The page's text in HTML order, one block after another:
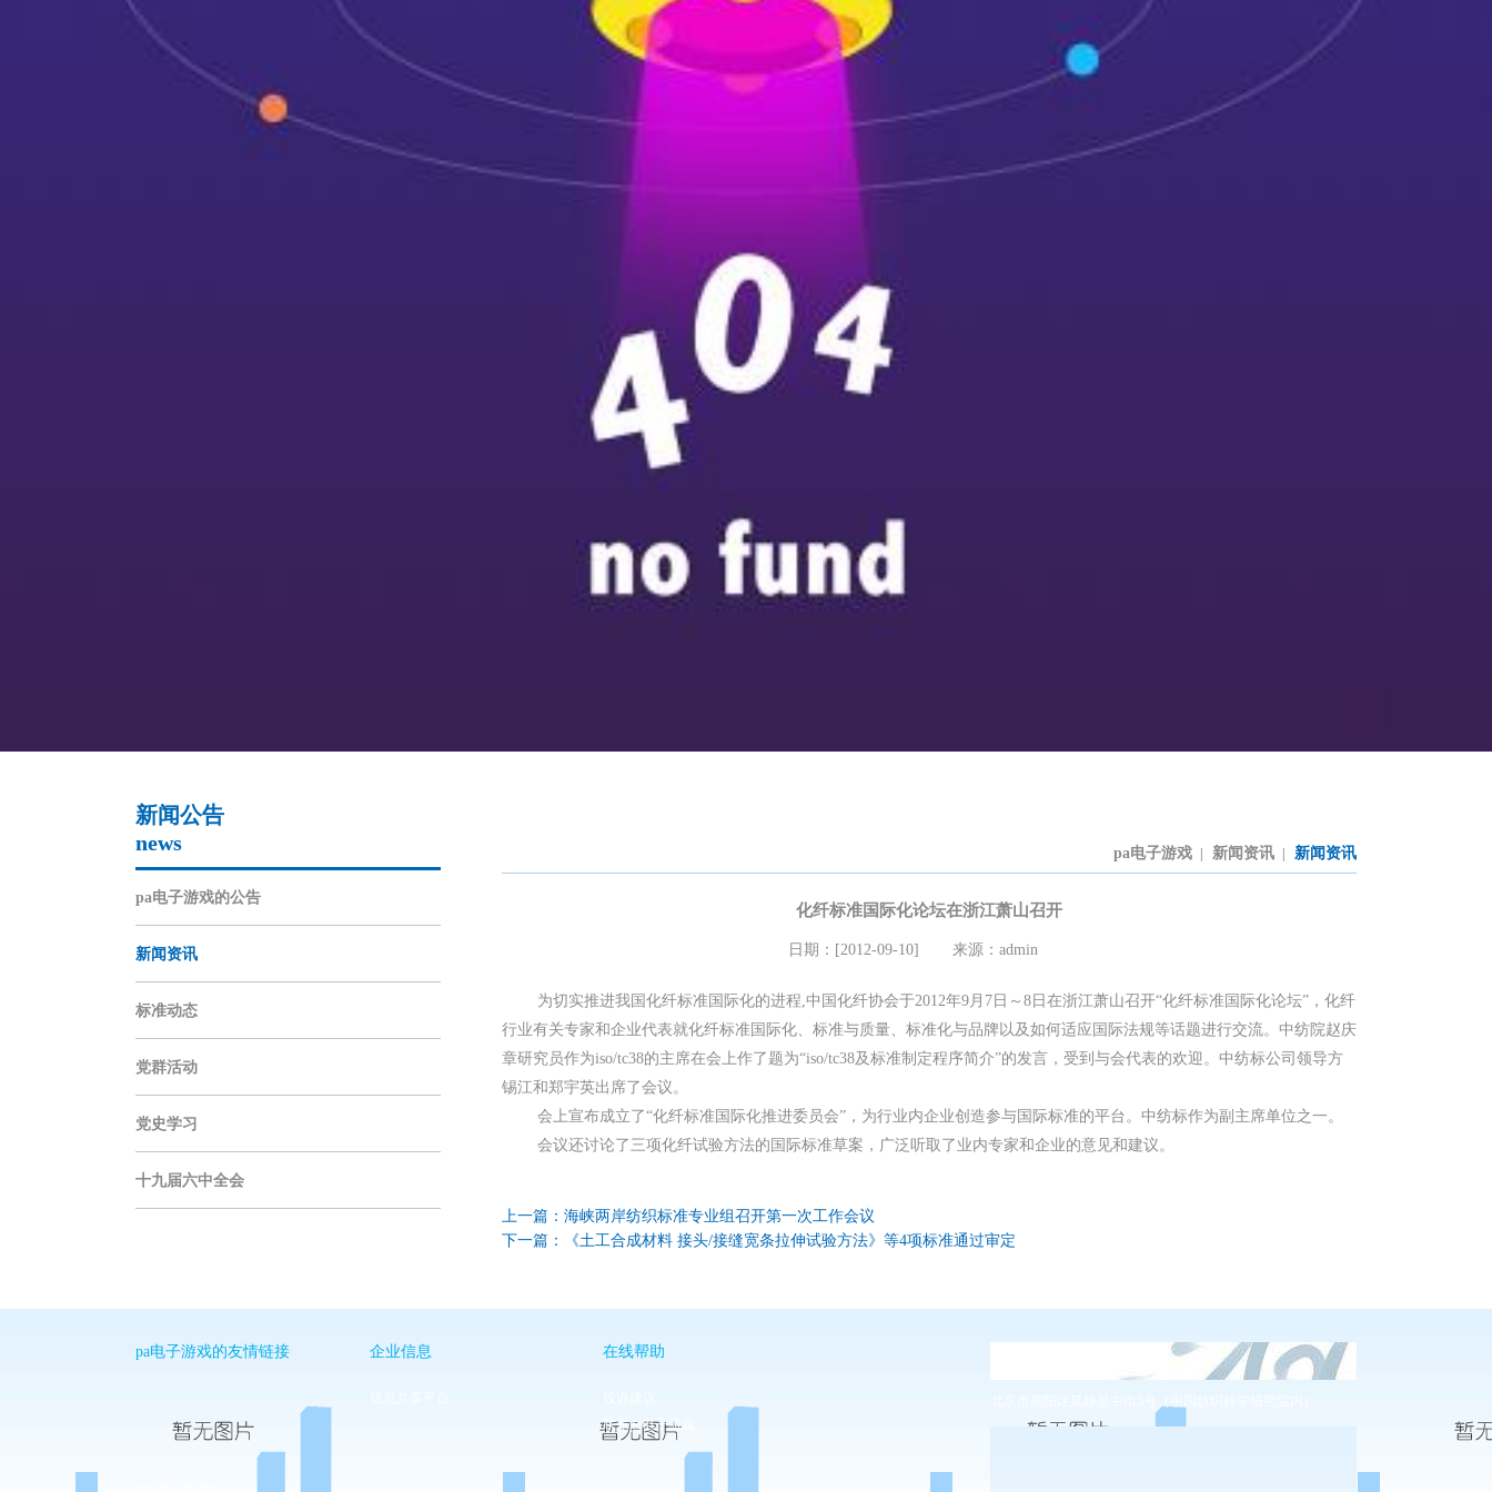
新闻公告
news
pa电子游戏的公告
新闻资讯
标准动态
党群活动
党史学习
十九届六中全会
pa电子游戏 新闻资讯 新闻资讯
化纤标准国际化论坛在浙江萧山召开
日期：[2012-09-10] 来源：admin
为切实推进我国化纤标准国际化的进程,中国化纤协会于2012年9月7日～8日在浙江萧山召开“化纤标准国际化论坛”，化纤
行业有关专家和企业代表就化纤标准国际化、标准与质量、标准化与品牌以及如何适应国际法规等话题进行交流。中纺院赵庆
章研究员作为iso/tc38的主席在会上作了题为“iso/tc38及标准制定程序简介”的发言，受到与会代表的欢迎。中纺标公司领导方
锡江和郑宇英出席了会议。
会上宣布成立了“化纤标准国际化推进委员会”，为行业内企业创造参与国际标准的平台。中纺标作为副主席单位之一。
会议还讨论了三项化纤试验方法的国际标准草案，广泛听取了业内专家和企业的意见和建议。
上一篇： 海峡两岸纺织标准专业组召开第一次工作会议
下一篇：
《土工合成材料 接头/接缝宽条拉伸试验方法》等4项标准通过审定
pa电子游戏的友情链接 企业信息 在线帮助
联系pa电子游戏